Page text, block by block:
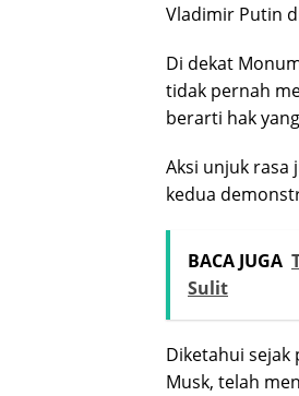
Vladimir Putin
Di dekat
tidak pernah
berarti hak
Aksi unjuk rasa
kedua
BACA JUGA
Sulit
Diketahui sejak
Musk, telah